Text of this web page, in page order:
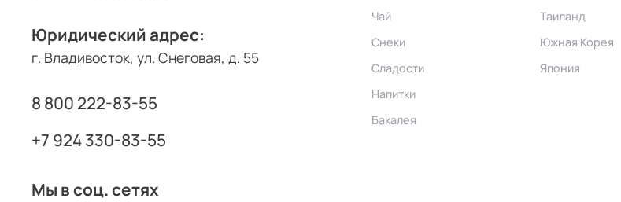
Чай
Снеки
Сладости
Напитки
Бакалея
Таиланд
Южная Корея
Япония
Юридический адрес:
г. Владивосток, ул. Снеговая, д. 55
8 800 222-83-55
+7 924 330-83-55
Мы в соц. сетях